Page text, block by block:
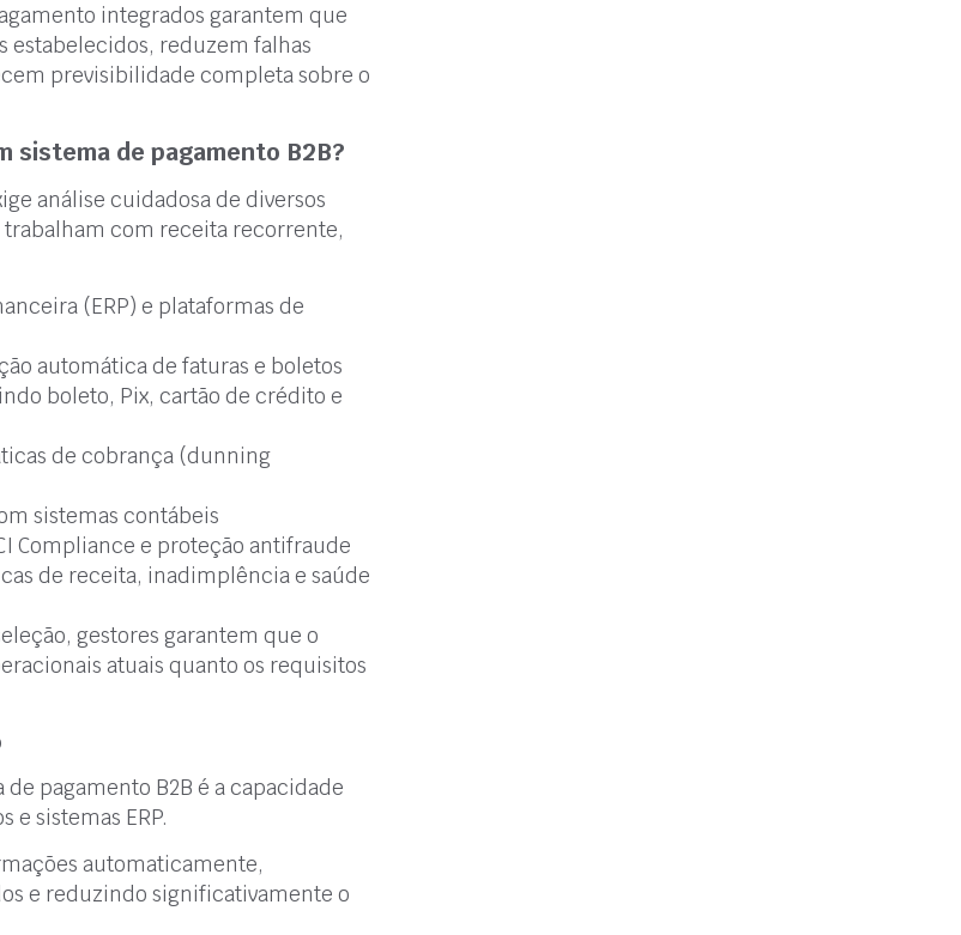
integrados garantem que
estabelecidos, reduzem falhas
previsibilidade completa sobre o
sistema de pagamento B2B?
análise cuidadosa de diversos
com receita recorrente,
(ERP) e plataformas de
automática de faturas e boletos
boleto, Pix, cartão de crédito e
de cobrança (dunning
sistemas contábeis
Compliance e proteção antifraude
de receita, inadimplência e saúde
gestores garantem que o
atuais quanto os requisitos
pagamento B2B é a capacidade
sistemas ERP.
automaticamente,
e reduzindo significativamente o